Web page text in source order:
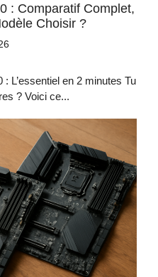
: Comparatif Complet,
Choisir ?
L’essentiel en 2 minutes Tu
? Voici ce...